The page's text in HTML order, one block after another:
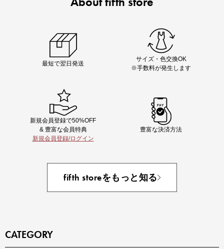
夏服まとめて手に入れるなら今
最短で翌日発送
サイズ・色交換OK
※手数料が発生します
新規会員登録で50%OFF
& 豊富な会員特典
新規会員登録/ログイン
豊富な決済方法
fifth storeをもっと知る
CATEGORY